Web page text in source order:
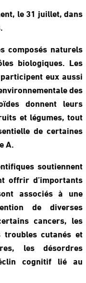
le 31 juillet, dans
composés naturels
biologiques. Les
eux aussi
des
donnent leurs
et légumes, tout
de certaines
A.
soutiennent
offrir d’importants
associés à une
de diverses
cancers, les
troubles cutanés et
les désordres
cognitif lié au